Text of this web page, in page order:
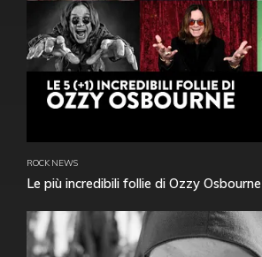
ROCK NEWS
Le più incredibili follie di Ozzy Osbourne